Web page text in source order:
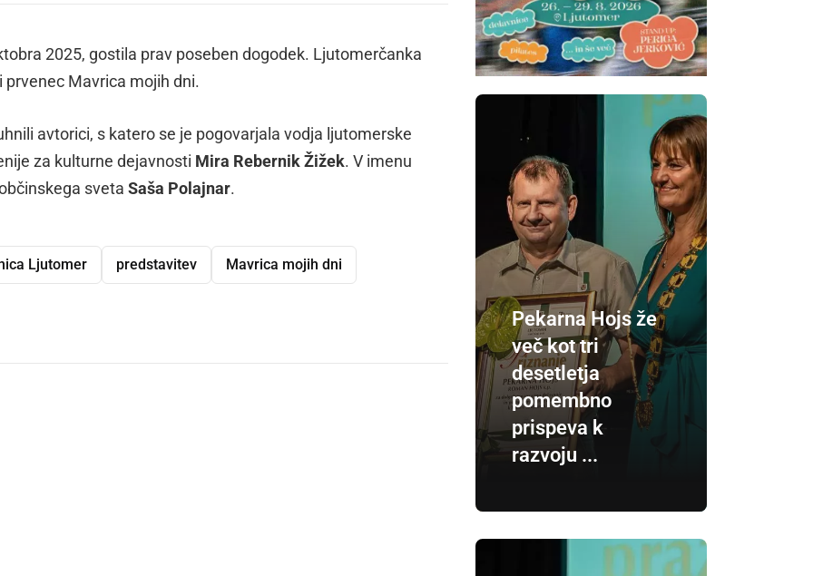
2025, gostila prav poseben dogodek. Ljutomerčanka
prvenec Mavrica mojih dni.
avtorici, s katero se je pogovarjala vodja ljutomerske
za kulturne dejavnosti Mira Rebernik Žižek. V imenu
sveta Saša Polajnar.
Ljutomer predstavitev Mavrica mojih dni
Pekarna Hojs že
več kot tri
desetletja
pomembno
prispeva k
razvoju ...